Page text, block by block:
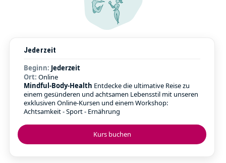
Kurs buchen
Jederzeit
Beginn: Jederzeit
Ort: Online
Mindful-Body-Health Entdecke die ultimative Reise zu
einem gesünderen und achtsamen Lebensstil mit unseren
exklusiven Online-Kursen und einem Workshop:
Achtsamkeit - Sport - Ernährung